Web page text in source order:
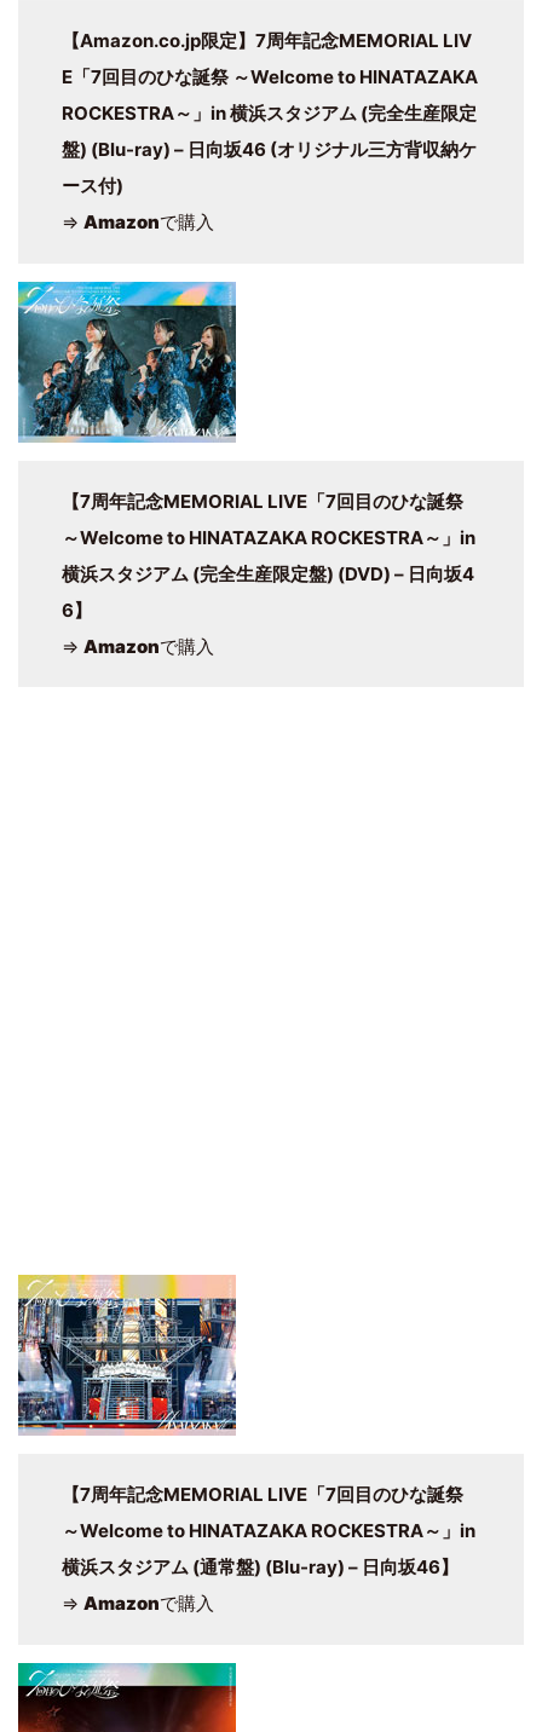
【Amazon.co.jp限定】7周年記念MEMORIAL LIV
E「7回目のひな誕祭 ～Welcome to HINATAZAKA
ROCKESTRA～」in 横浜スタジアム (完全生産限定
盤) (Blu-ray) – 日向坂46 (オリジナル三方背収納ケ
ース付)
⇒ Amazonで購入
【7周年記念MEMORIAL LIVE「7回目のひな誕祭
～Welcome to HINATAZAKA ROCKESTRA～」in
横浜スタジアム (完全生産限定盤) (DVD) – 日向坂4
6】
⇒ Amazonで購入
【7周年記念MEMORIAL LIVE「7回目のひな誕祭
～Welcome to HINATAZAKA ROCKESTRA～」in
横浜スタジアム (通常盤) (Blu-ray) – 日向坂46】
⇒ Amazonで購入